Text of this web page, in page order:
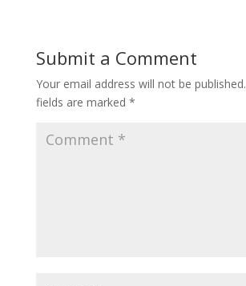
Submit a Comment
Your email address will not be published.
fields are marked *